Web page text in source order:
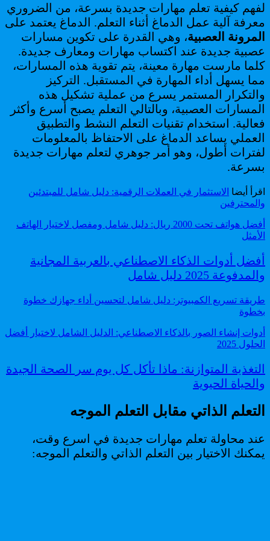
لفهم كيفية تعلم مهارات جديدة بسرعة، من الضروري
معرفة آلية عمل الدماغ أثناء التعلم. الدماغ يعتمد على
المرونة العصبية، وهي القدرة على تكوين مسارات
عصبية جديدة عند اكتساب مهارات ومعارف جديدة.
كلما مارست مهارة معينة، يتم تقوية هذه المسارات،
مما يسهل أداء المهارة في المستقبل. التركيز
والتكرار المستمر يسرع من عملية تشكيل هذه
المسارات العصبية، وبالتالي التعلم يصبح أسرع وأكثر
فعالية. استخدام تقنيات التعلم النشط والتطبيق
العملي يساعد الدماغ على الاحتفاظ بالمعلومات
لفترات أطول، وهو أمر جوهري لتعلم مهارات جديدة
بسرعة.
اقرأ أيضا الاستثمار في العملات الرقمية: دليل شامل للمبتدئين
والمحترفين
أفضل هواتف تحت 2000 ريال: دليل شامل ومفصل لاختيار الهاتف
الأمثل
أفضل أدوات الذكاء الاصطناعي بالعربية المجانية
والمدفوعة 2025 دليل شامل
طريقة تسريع الكمبيوتر: دليل شامل لتحسين أداء جهازك خطوة
بخطوة
أدوات إنشاء الصور بالذكاء الاصطناعي: الدليل الشامل لاختيار أفضل
الحلول 2025
التغذية المتوازنة: ماذا تأكل كل يوم سر الصحة الجيدة
والحياة الحيوية
التعلم الذاتي مقابل التعلم الموجه
عند محاولة تعلم مهارات جديدة في اسرع وقت،
يمكنك الاختيار بين التعلم الذاتي والتعلم الموجه: